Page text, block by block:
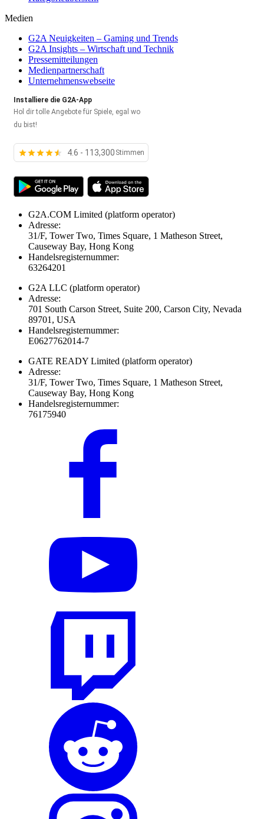
Medien
G2A Neuigkeiten – Gaming und Trends
G2A Insights – Wirtschaft und Technik
Pressemitteilungen
Medienpartnerschaft
Unternehmenswebseite
Installiere die G2A-App
Hol dir tolle Angebote für Spiele, egal wo
du bist!
4.6 - 113,300 Stimmen
G2A.COM Limited (platform operator)
Adresse:
31/F, Tower Two, Times Square, 1 Matheson Street,
Causeway Bay, Hong Kong
Handelsregisternummer:
63264201
G2A LLC (platform operator)
Adresse:
701 South Carson Street, Suite 200, Carson City, Nevada
89701, USA
Handelsregisternummer:
E0627762014-7
GATE READY Limited (platform operator)
Adresse:
31/F, Tower Two, Times Square, 1 Matheson Street,
Causeway Bay, Hong Kong
Handelsregisternummer:
76175940